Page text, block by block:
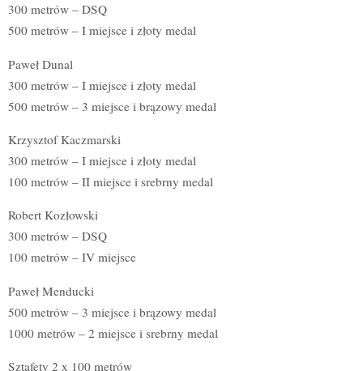
300 metrów – DSQ
500 metrów – I miejsce i złoty medal
Paweł Dunal
300 metrów – I miejsce i złoty medal
500 metrów – 3 miejsce i brązowy medal
Krzysztof Kaczmarski
300 metrów – I miejsce i złoty medal
100 metrów – II miejsce i srebrny medal
Robert Kozłowski
300 metrów – DSQ
100 metrów – IV miejsce
Paweł Menducki
500 metrów – 3 miejsce i brązowy medal
1000 metrów – 2 miejsce i srebrny medal
Sztafety 2 x 100 metrów